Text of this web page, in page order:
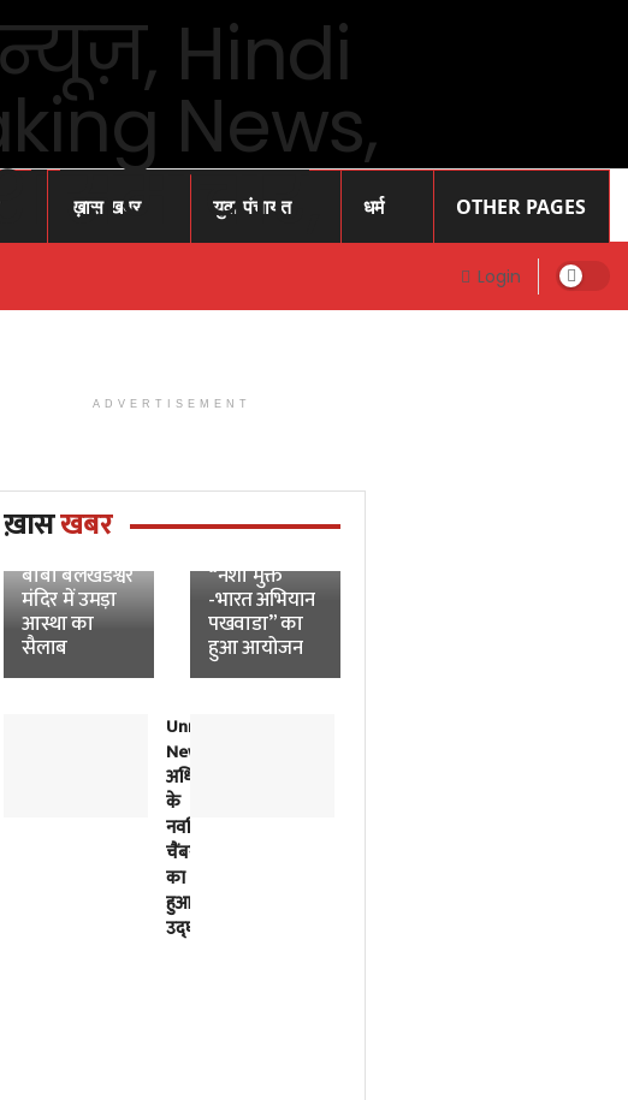
ख़ास खबर युवा पंचायत धर्म OTHER PAGES
Login
ADVERTISEMENT
ख़ासखबर
बाबा बलखंडेश्वर
मंदिर में उमड़ा
आस्था का
सैलाब
रज्जू भय्या)
“नशा मुक्त
-भारत अभियान
पखवाडा” का
हुआ आयोजन
Unnao
News:
अधिवक्ताओं
के
नवर्निमित
चैंबरों
का
हुआ
उद्घाटन